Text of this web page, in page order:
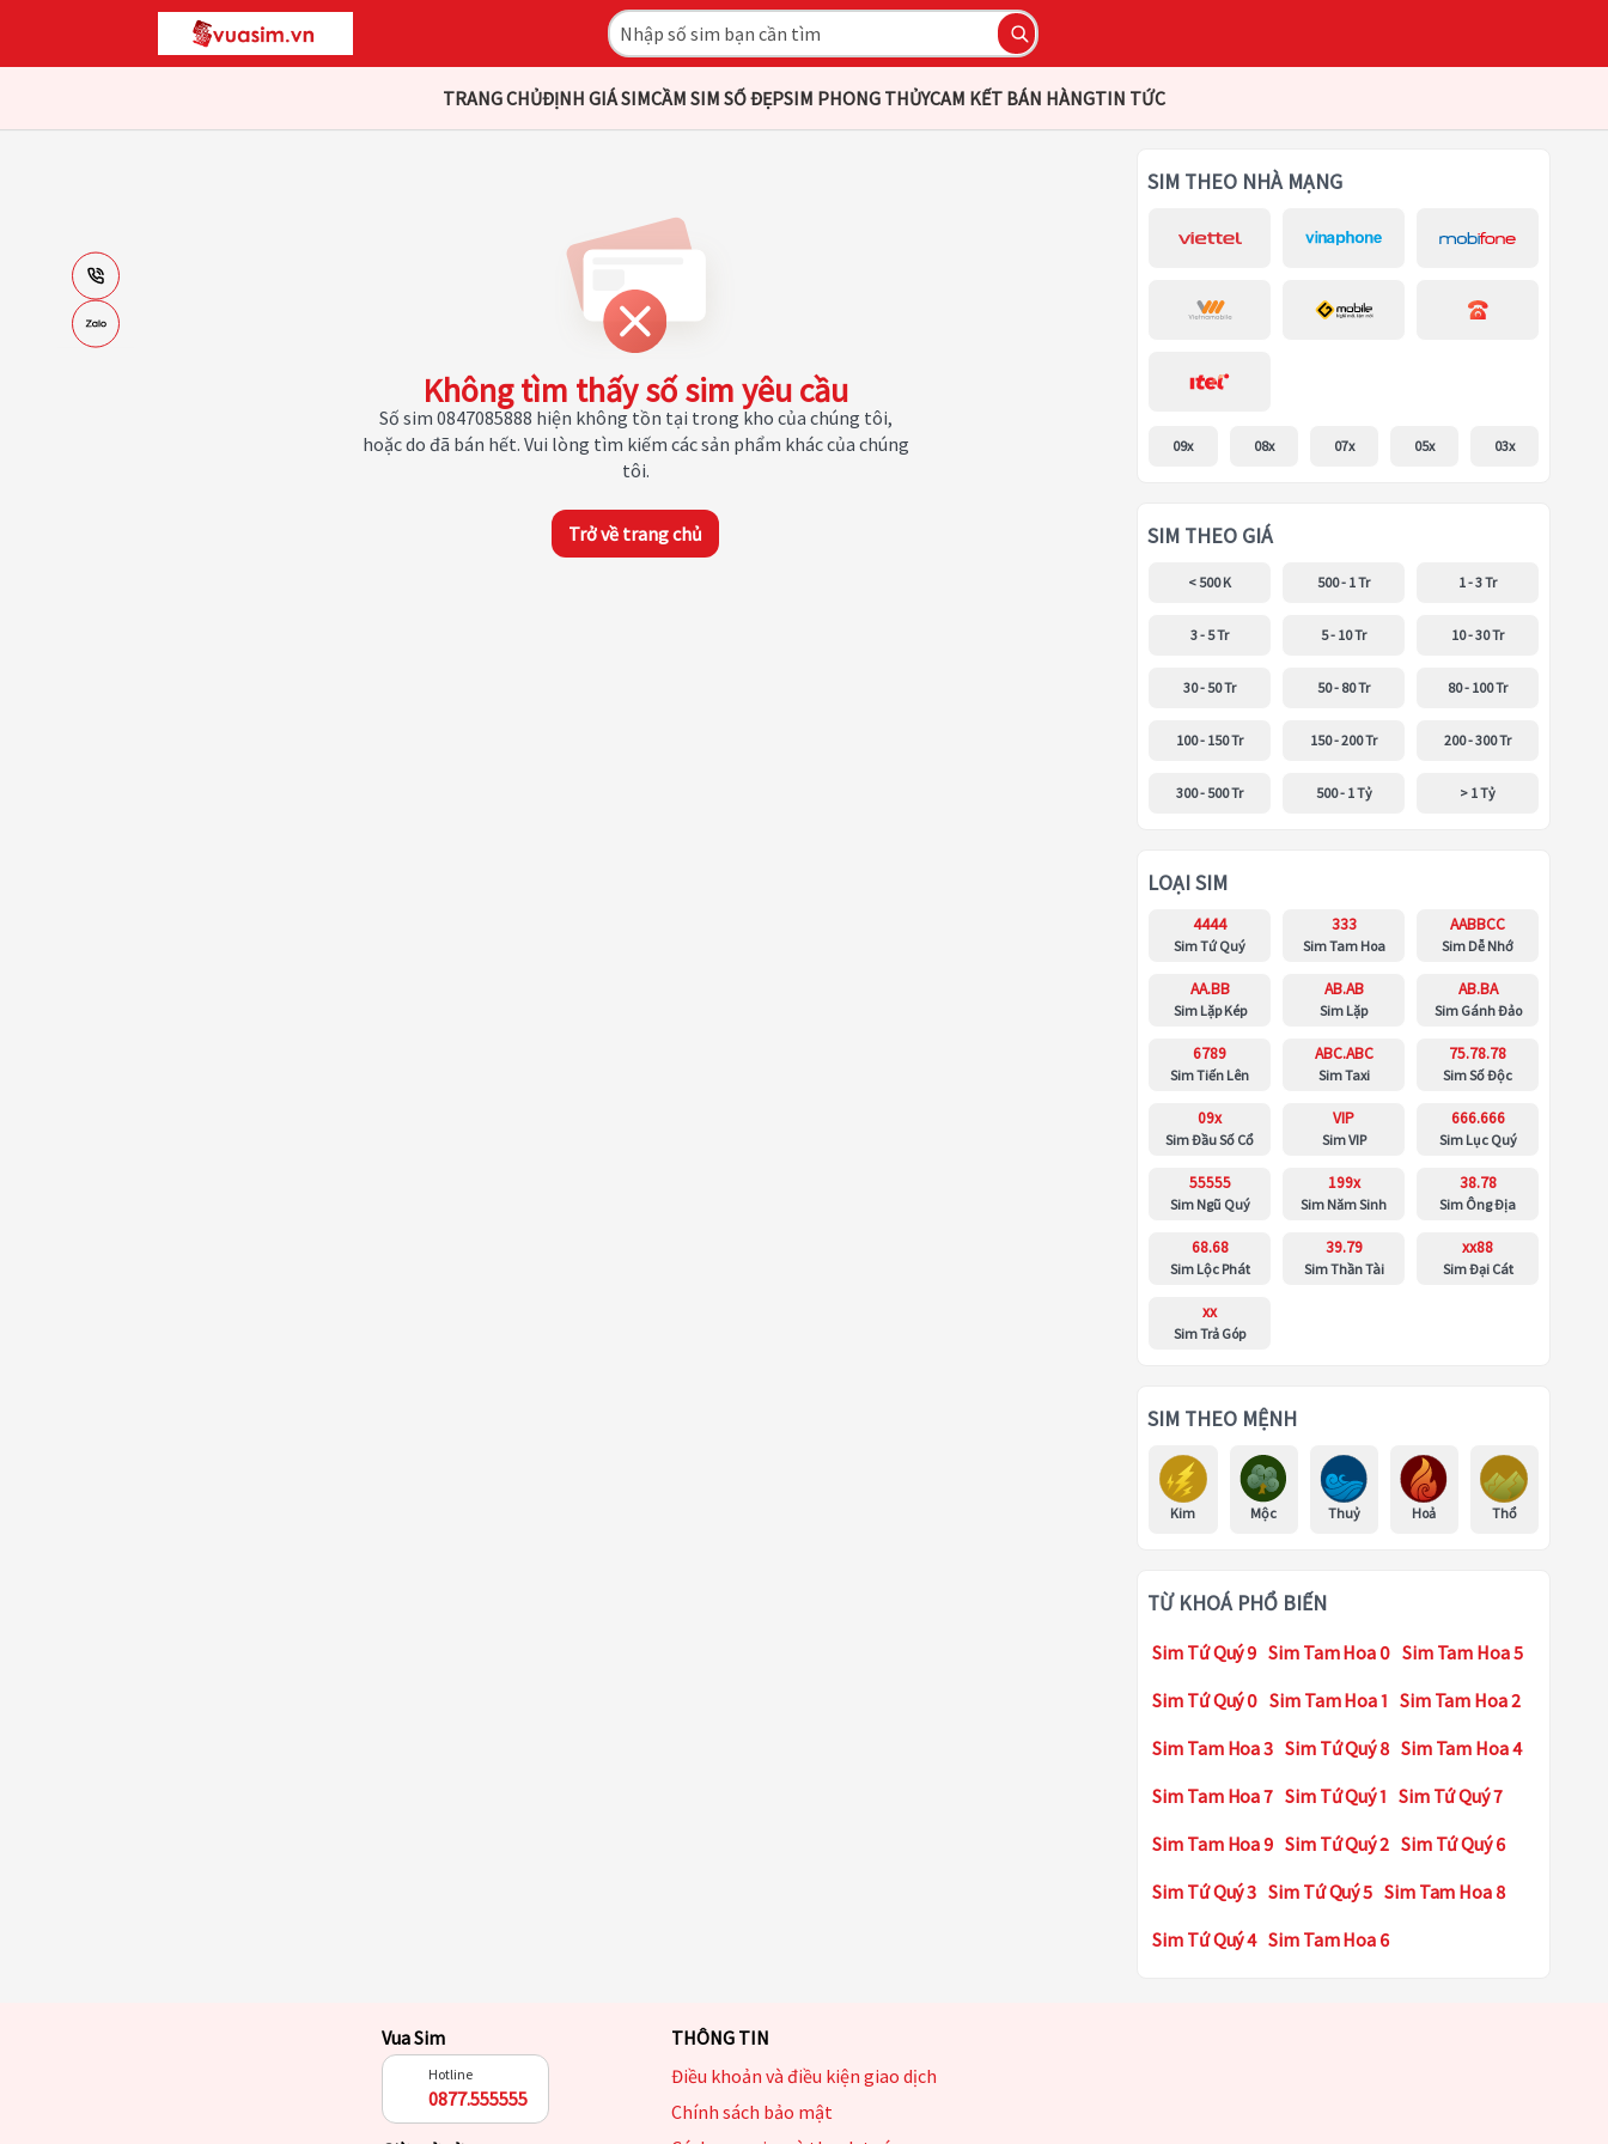
TRANG CHỦĐỊNH GIÁ SIMCẦM SIM SỐ ĐẸPSIM PHONG THỦYCAM KẾT BÁN HÀNGTIN TỨC
Không tìm thấy số sim yêu cầu
Số sim 0847085888 hiện không tồn tại trong kho của chúng tôi,
hoặc do đã bán hết. Vui lòng tìm kiếm các sản phẩm khác của chúng
tôi.
Trở về trang chủ
SIM THEO NHÀ MẠNG
09x 08x 07x 05x 03x
SIM THEO GIÁ
< 500 K 500 - 1 Tr 1 - 3 Tr
3 - 5 Tr 5 - 10 Tr 10 - 30 Tr
30 - 50 Tr 50 - 80 Tr 80 - 100 Tr
100 - 150 Tr 150 - 200 Tr 200 - 300 Tr
300 - 500 Tr 500 - 1 Tỷ > 1 Tỷ
LOẠI SIM
4444
Sim Tứ Quý
333
Sim Tam Hoa
AABBCC
Sim Dễ Nhớ
AA.BB
Sim Lặp Kép
AB.AB
Sim Lặp
AB.BA
Sim Gánh Đảo
6789
Sim Tiến Lên
ABC.ABC
Sim Taxi
75.78.78
Sim Số Độc
09x
Sim Đầu Số Cổ
VIP
Sim VIP
666.666
Sim Lục Quý
55555
Sim Ngũ Quý
199x
Sim Năm Sinh
38.78
Sim Ông Địa
68.68
Sim Lộc Phát
39.79
Sim Thần Tài
xx88
Sim Đại Cát
xx
Sim Trả Góp
SIM THEO MỆNH
Kim Mộc Thuỷ Hoả Thổ
TỪ KHOÁ PHỔ BIẾN
Sim Tứ Quý 9 Sim Tam Hoa 0 Sim Tam Hoa 5
Sim Tứ Quý 0 Sim Tam Hoa 1 Sim Tam Hoa 2
Sim Tam Hoa 3 Sim Tứ Quý 8 Sim Tam Hoa 4
Sim Tam Hoa 7 Sim Tứ Quý 1 Sim Tứ Quý 7
Sim Tam Hoa 9 Sim Tứ Quý 2 Sim Tứ Quý 6
Sim Tứ Quý 3 Sim Tứ Quý 5 Sim Tam Hoa 8
Sim Tứ Quý 4 Sim Tam Hoa 6
Vua Sim
Hotline
0877.555555
THÔNG TIN
Điều khoản và điều kiện giao dịch
Chính sách bảo mật